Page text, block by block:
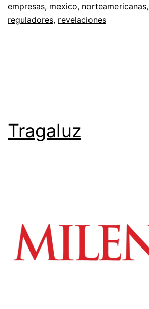
empresas, mexico, norteamericanas,
reguladores, revelaciones
Tragaluz